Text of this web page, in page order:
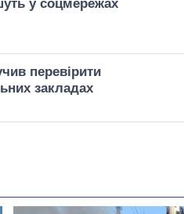
у соцмережах
перевірити
закладах